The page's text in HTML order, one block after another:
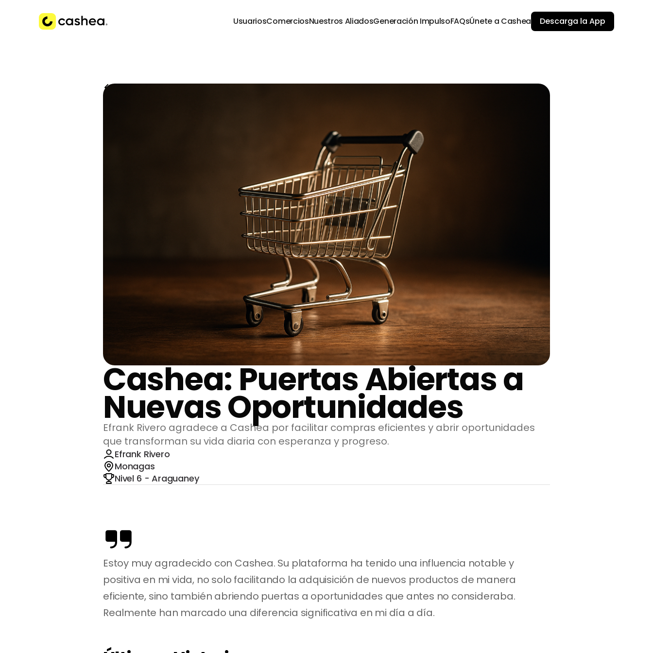
UsuariosComerciosNuestros AliadosGeneración ImpulsoFAQsÚnete a Cashea Descarga la App
Volver a Historias
Cashea: Puertas Abiertas a
Nuevas Oportunidades
Efrank Rivero agradece a Cashea por facilitar compras eficientes y abrir oportunidades
que transforman su vida diaria con esperanza y progreso.
Efrank Rivero
Monagas
Nivel 6 - Araguaney
Estoy muy agradecido con Cashea. Su plataforma ha tenido una influencia notable y
positiva en mi vida, no solo facilitando la adquisición de nuevos productos de manera
eficiente, sino también abriendo puertas a oportunidades que antes no consideraba.
Realmente han marcado una diferencia significativa en mi día a día.